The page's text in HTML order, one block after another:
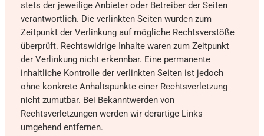
stets der jeweilige Anbieter oder Betreiber der Seiten
verantwortlich. Die verlinkten Seiten wurden zum
Zeitpunkt der Verlinkung auf mögliche Rechtsverstöße
überprüft. Rechtswidrige Inhalte waren zum Zeitpunkt
der Verlinkung nicht erkennbar. Eine permanente
inhaltliche Kontrolle der verlinkten Seiten ist jedoch
ohne konkrete Anhaltspunkte einer Rechtsverletzung
nicht zumutbar. Bei Bekanntwerden von
Rechtsverletzungen werden wir derartige Links
umgehend entfernen.